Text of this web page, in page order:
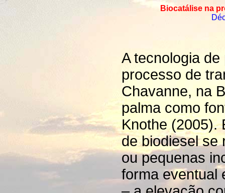
Biocatálise na
A tecnologia
processo de
Chavanne, na
palma como
Knothe (2005).
de biodiesel se
ou pequenas
forma eventual